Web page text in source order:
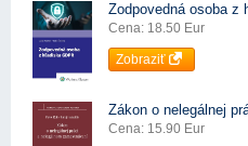
Zodpovedná osoba z
Cena: 18.50 Eur
Zobraziť
Zákon o nelegálnej
Cena: 15.90 Eur